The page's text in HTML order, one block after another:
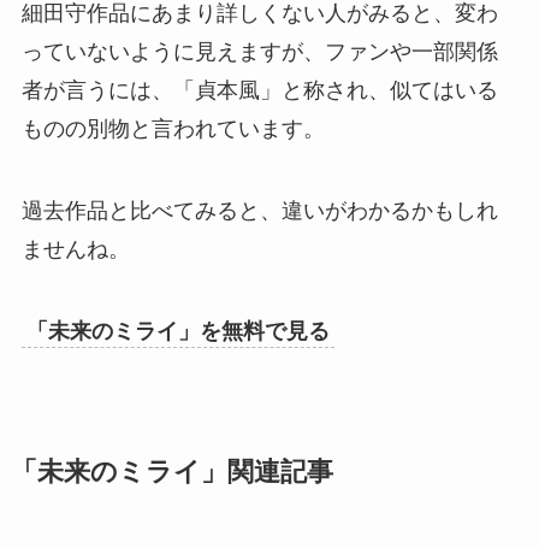
細田守作品にあまり詳しくない人がみると、変わ
っていないように見えますが、ファンや一部関係
者が言うには、「貞本風」と称され、似てはいる
ものの別物と言われています。
過去作品と比べてみると、違いがわかるかもしれ
ませんね。
「未来のミライ」を無料で見る
「未来のミライ」関連記事